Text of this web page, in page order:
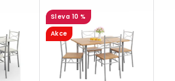
10 %
Akce